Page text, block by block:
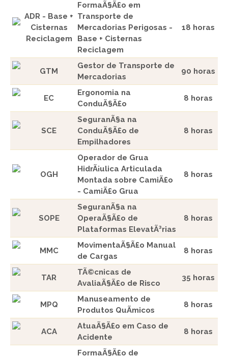
ADR - Base +
Cisternas
Reciclagem
FormaÃ§Ã£o em
Transporte de
Mercadorias Perigosas -
Base + Cisternas
Reciclagem
18 horas
GTM
Gestor de Transporte de
Mercadorias
90 horas
EC
Ergonomia na
ConduÃ§Ã£o
8 horas
SCE
SeguranÃ§a na
ConduÃ§Ã£o de
Empilhadores
8 horas
OGH
Operador de Grua
HidrÃ¡ulica Articulada
Montada sobre CamiÃ£o
- CamiÃ£o Grua
8 horas
SOPE
SeguranÃ§a na
OperaÃ§Ã£o de
Plataformas ElevatÃ³rias
8 horas
MMC
MovimentaÃ§Ã£o Manual
de Cargas
8 horas
TAR
TÃ©cnicas de
AvaliaÃ§Ã£o de Risco
35 horas
MPQ
Manuseamento de
Produtos QuÃ­micos
8 horas
ACA
AtuaÃ§Ã£o em Caso de
Acidente
8 horas
FormaÃ§Ã£o de